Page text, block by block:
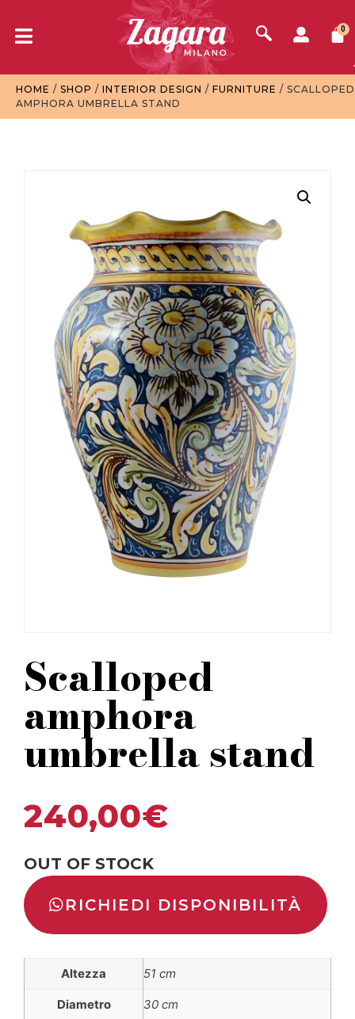
0
HOME / SHOP / INTERIOR DESIGN / FURNITURE / SCALLOPED
AMPHORA UMBRELLA STAND
Scalloped
amphora
umbrella stand
240,00€
OUT OF STOCK
RICHIEDI DISPONIBILITÀ
Altezza 51 cm
Diametro 30 cm